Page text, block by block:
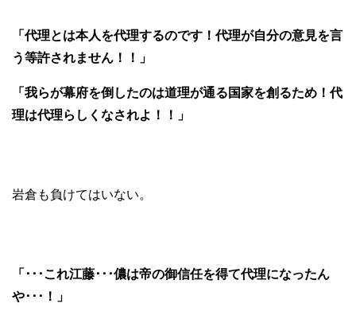
「代理とは本人を代理するのです！代理が自分の意見を言
う等許されません！！」
「我らが幕府を倒したのは道理が通る国家を創るため！代
理は代理らしくなされよ！！」
岩倉も負けてはいない。
「･･･これ江藤･･･儂は帝の御信任を得て代理になったん
や･･･！」